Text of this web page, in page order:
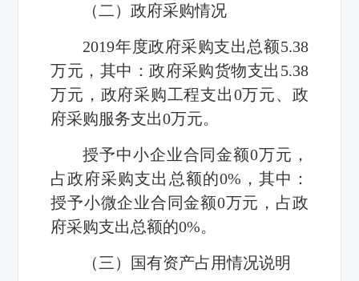
（二）政府采购情况
2019年度政府采购支出总额5.38
万元，其中：政府采购货物支出 5.38
万元， 政府采购工程支出0万元、政
府采购服务支出0万元。
授予中小企业合同金额0万元，
占政府采购支出总额的0% ，其中：
授予小微企业合同金额0万元，占政
府采购支出总额的0%。
（三）国有资产占用情况说明